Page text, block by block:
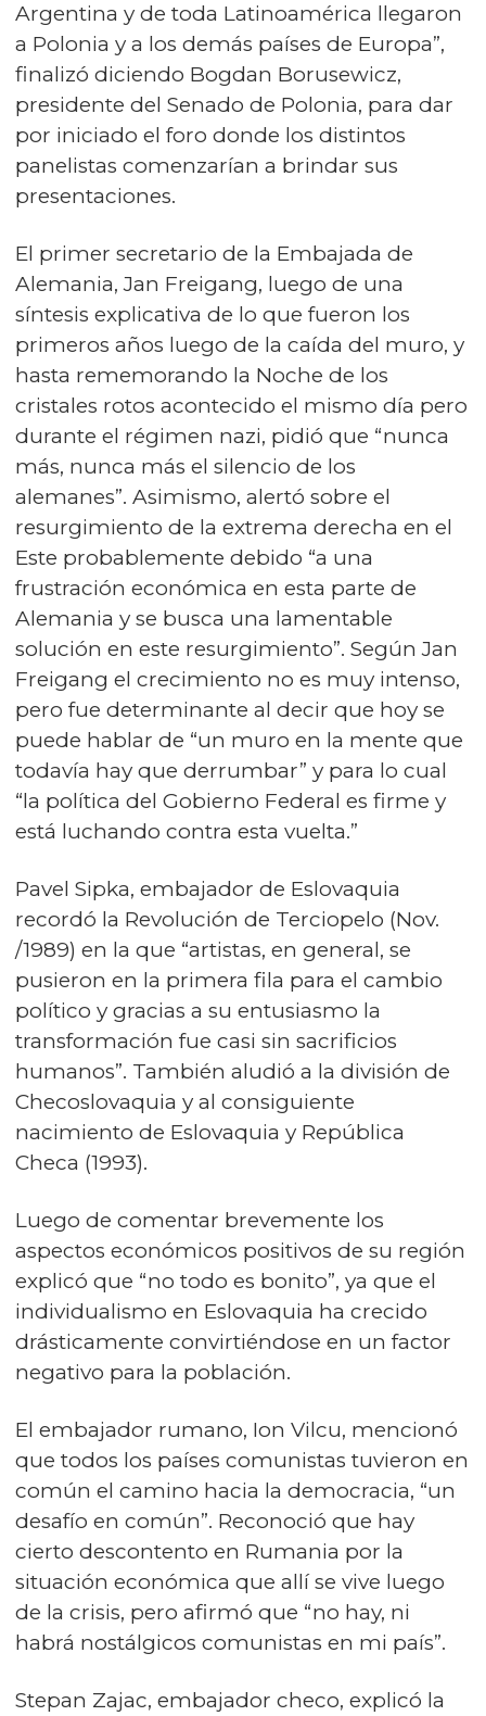
Argentina y de toda Latinoamérica llegaron
a Polonia y a los demás países de Europa”,
finalizó diciendo Bogdan Borusewicz,
presidente del Senado de Polonia, para dar
por iniciado el foro donde los distintos
panelistas comenzarían a brindar sus
presentaciones.
El primer secretario de la Embajada de
Alemania, Jan Freigang, luego de una
síntesis explicativa de lo que fueron los
primeros años luego de la caída del muro, y
hasta rememorando la Noche de los
cristales rotos acontecido el mismo día pero
durante el régimen nazi, pidió que “nunca
más, nunca más el silencio de los
alemanes”. Asimismo, alertó sobre el
resurgimiento de la extrema derecha en el
Este probablemente debido “a una
frustración económica en esta parte de
Alemania y se busca una lamentable
solución en este resurgimiento”. Según Jan
Freigang el crecimiento no es muy intenso,
pero fue determinante al decir que hoy se
puede hablar de “un muro en la mente que
todavía hay que derrumbar” y para lo cual
“la política del Gobierno Federal es firme y
está luchando contra esta vuelta.”
Pavel Sipka, embajador de Eslovaquia
recordó la Revolución de Terciopelo (Nov.
/1989) en la que “artistas, en general, se
pusieron en la primera fila para el cambio
político y gracias a su entusiasmo la
transformación fue casi sin sacrificios
humanos”. También aludió a la división de
Checoslovaquia y al consiguiente
nacimiento de Eslovaquia y República
Checa (1993).
Luego de comentar brevemente los
aspectos económicos positivos de su región
explicó que “no todo es bonito”, ya que el
individualismo en Eslovaquia ha crecido
drásticamente convirtiéndose en un factor
negativo para la población.
El embajador rumano, Ion Vilcu, mencionó
que todos los países comunistas tuvieron en
común el camino hacia la democracia, “un
desafío en común”. Reconoció que hay
cierto descontento en Rumania por la
situación económica que allí se vive luego
de la crisis, pero afirmó que “no hay, ni
habrá nostálgicos comunistas en mi país”.
Stepan Zajac, embajador checo, explicó la